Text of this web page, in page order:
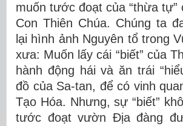
muốn tước đoạt của “thừa tự”
Con Thiên Chúa. Chúng ta
lại hình ảnh Nguyên tổ trong
xưa: Muốn lấy cái “biết” của
hành động hái và ăn trái
đồ của Sa-tan, để có vinh
Tạo Hóa. Nhưng, sự “biết”
tước đoạt vườn Địa đàng